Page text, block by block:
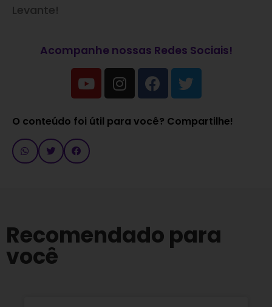
Levante!
Acompanhe nossas Redes Sociais!
O conteúdo foi útil para você? Compartilhe!
Recomendado para
você